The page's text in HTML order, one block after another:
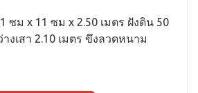
ซม x 11 ซม x 2.50 เมตร ฝังดิน 50
งเสา 2.10 เมตร ขึงลวดหนาม